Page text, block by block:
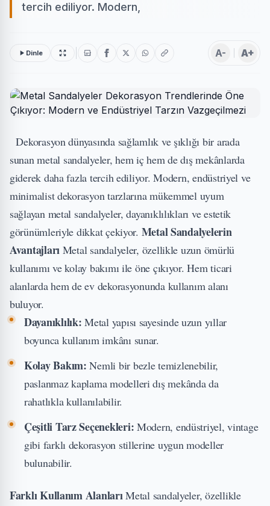
tercih ediliyor. Modern,
Dinle A- A+
Dekorasyon dünyasında sağlamlık ve şıklığı bir arada
sunanmetal sandalyeler, hem iç hem de dış mekânlarda
giderek daha fazla tercih ediliyor. Modern, endüstriyel ve
minimalist dekorasyon tarzlarına mükemmel uyum
sağlayan metal sandalyeler, dayanıklılıkları ve estetik
görünümleriyle dikkat çekiyor. Metal Sandalyelerin
Avantajları Metal sandalyeler, özellikle uzun ömürlü
kullanımı ve kolay bakımı ile öne çıkıyor. Hem ticari
alanlarda hem de ev dekorasyonunda kullanım alanı
buluyor.
Dayanıklılık: Metal yapısı sayesinde uzun yıllar
boyunca kullanım imkânı sunar.
Kolay Bakım: Nemli bir bezle temizlenebilir,
paslanmaz kaplama modelleri dış mekânda da
rahatlıkla kullanılabilir.
Çeşitli Tarz Seçenekleri: Modern, endüstriyel, vintage
gibi farklı dekorasyon stillerine uygun modeller
bulunabilir.
Farklı Kullanım AlanlarıMetal sandalyeler, özellikle